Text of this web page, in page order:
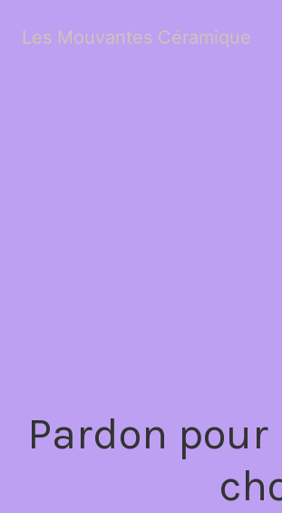
Les Mouvantes Céramique
Pardon